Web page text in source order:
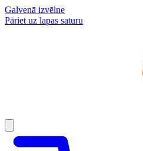
Galvenā izvēlne
Pāriet uz lapas saturu